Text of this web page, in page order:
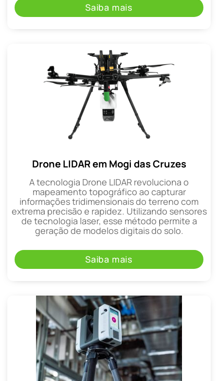
Saiba mais
Drone LIDAR em Mogi das Cruzes
A tecnologia Drone LIDAR revoluciona o
mapeamento topográfico ao capturar
informações tridimensionais do terreno com
extrema precisão e rapidez. Utilizando sensores
de tecnologia laser, esse método permite a
geração de modelos digitais do solo.
Saiba mais